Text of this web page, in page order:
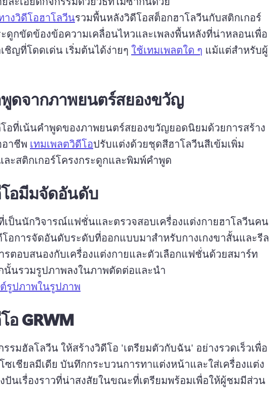
งวิดีโอฮาโลวีนรวมพื้นหลังวิดีโอสต็อกฮาโลวีนกับสติกเกอร์
ดูกขัดข้องข้อความเคลื่อนไหวและเพลงพื้นหลังที่น่าหลอนเพื่อ
ชิญที่โดดเด่น เริ่มต้นได้ง่ายๆ ใช้เทมเพลตใด ๆ แม้แต่สําหรับผู้
ดจากภาพยนตร์สยองขวัญ
โอที่เน้นคําพูดของภาพยนตร์สยองขวัญยอดนิยมด้วยการสร้าง
อาชีพ เทมเพลตวิดีโอปรับแต่งด้วยชุดสีฮาโลวีนสีเข้มเพิ่ม
ะสติกเกอร์โครงกระดูกและพิมพ์คําพูด
อมีมจัดอันดับ
เป็นนักวิจารณ์แฟชั่นและตรวจสอบเครื่องแต่งกายฮาโลวีนคน
ตอบสนองกับเครื่องแต่งกายและตัวเลือกแฟชั่นด้วยสมาร์ท
นั้นรวมรูปภาพลงในภาพตัดต่อและนํา
รูปภาพในรูปภาพ
อ GRWM
รมฮัลโลวีน ให้สร้างวิดีโอ 'เตรียมตัวกับฉัน' อย่างรวดเร็วเพื่อ
เชียลมีเดีย บันทึกกระบวนการทาแต่งหน้าและใส่เครื่องแต่ง
ปันเรื่องราวที่น่าสงสัยในขณะที่เตรียมพร้อมเพื่อให้ผู้ชมมีส่วน